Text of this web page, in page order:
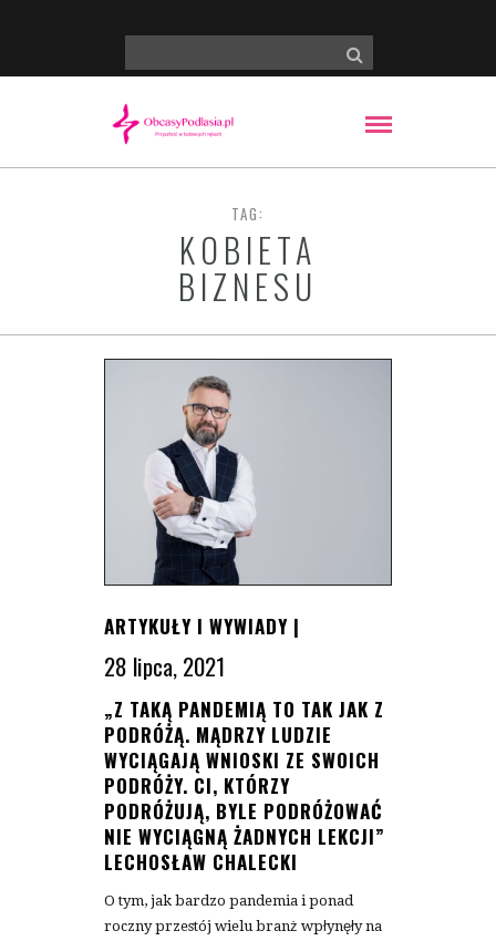
TAG:
KOBIETA
BIZNESU
ARTYKUŁY I WYWIADY |
28 lipca, 2021
„Z TAKĄ PANDEMIĄ TO TAK JAK Z
PODRÓŻĄ. MĄDRZY LUDZIE
WYCIĄGAJĄ WNIOSKI ZE SWOICH
PODRÓŻY. CI, KTÓRZY
PODRÓŻUJĄ, BYLE PODRÓŻOWAĆ
NIE WYCIĄGNĄ ŻADNYCH LEKCJI”
LECHOSŁAW CHALECKI
O tym, jak bardzo pandemia i ponad
roczny przestój wielu branż wpłynęły na